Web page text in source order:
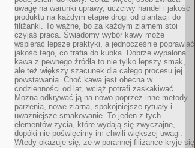
uwagę na warunki uprawy, uczciwy handel i jakość
produktu na każdym etapie drogi od plantacji do
filiżanki. To ważne, bo za każdym ziarnem stoi
czyjaś praca. Świadomy wybór kawy może
wspierać lepsze praktyki, a jednocześnie poprawiać
jakość tego, co trafia do kubka. Dobrze wypalona
kawa z pewnego źródła to nie tylko lepszy smak,
ale też większy szacunek dla całego procesu jej
powstawania. Choć kawa jest obecna w
codzienności od lat, wciąż potrafi zaskakiwać.
Można odkrywać ją na nowo poprzez inne metody
parzenia, nowe ziarna, spokojniejsze rytuały i
uważniejsze smakowanie. To jeden z tych
elementów życia, które wydają się zwyczajne,
dopóki nie poświęcimy im chwili większej uwagi.
Wtedy okazuje się, że w porannej filiżance kryje się